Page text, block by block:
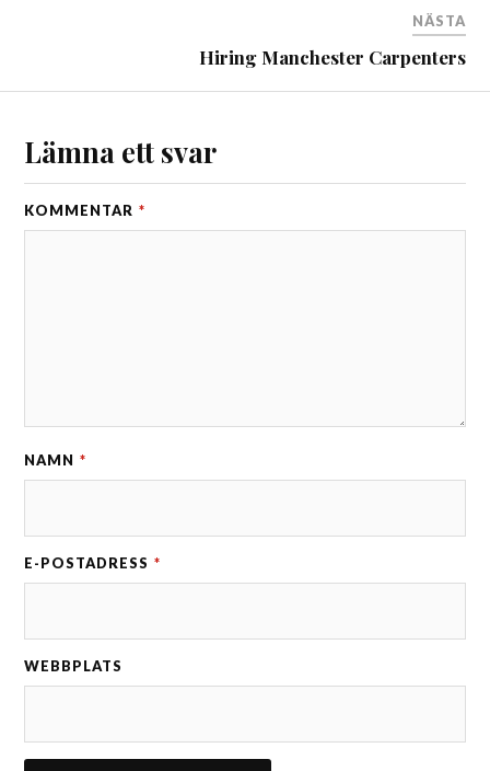
NÄSTA
Hiring Manchester Carpenters
Lämna ett svar
KOMMENTAR *
NAMN *
E-POSTADRESS *
WEBBPLATS